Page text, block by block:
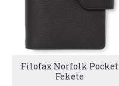
Filofax Norfolk Pocket
Fekete